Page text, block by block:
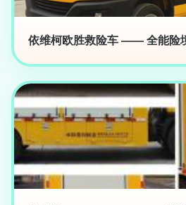
依维柯欧胜救险车 —— 全能险